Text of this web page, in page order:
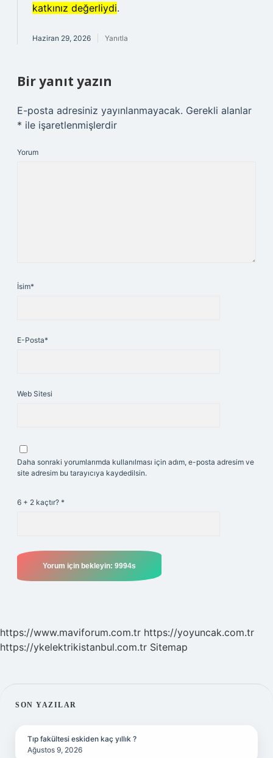
katkınız değerliydi.
Haziran 29, 2026 Yanıtla
Bir yanıt yazın
E-posta adresiniz yayınlanmayacak. Gerekli alanlar
* ile işaretlenmişlerdir
Yorum
İsim*
E-Posta*
Web Sitesi
Daha sonraki yorumlarımda kullanılması için adım, e-posta adresim ve
site adresim bu tarayıcıya kaydedilsin.
6 + 2 kaçtır? *
https://www.maviforum.com.tr https://yoyuncak.com.tr
https://ykelektrikistanbul.com.tr Sitemap
SIDEBAR
SON YAZILAR
Tıp fakültesi eskiden kaç yıllık ?
Ağustos 9, 2026